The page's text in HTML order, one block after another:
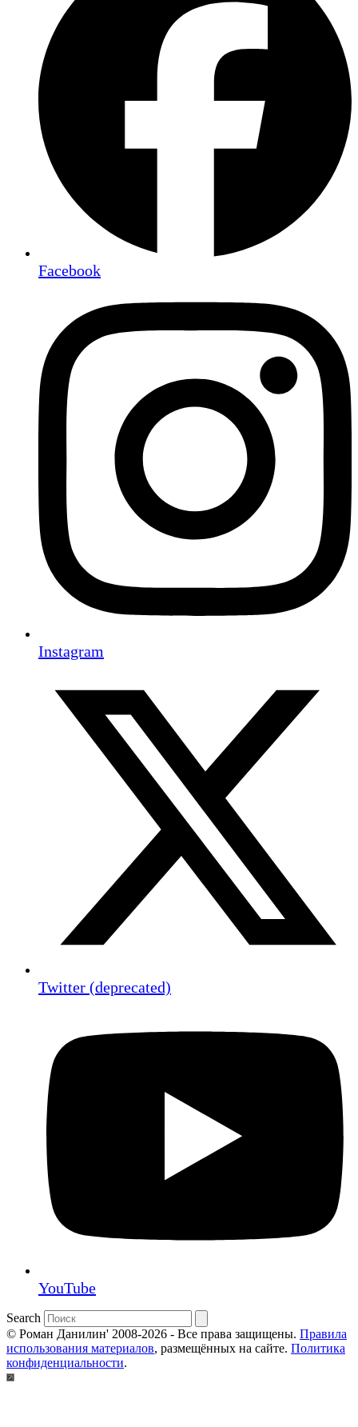
Facebook
Instagram
Twitter (deprecated)
YouTube
Search
© Роман Данилин' 2008-2026 - Все права защищены. Правила
использования материалов, размещённых на сайте. Политика
конфиденциальности.